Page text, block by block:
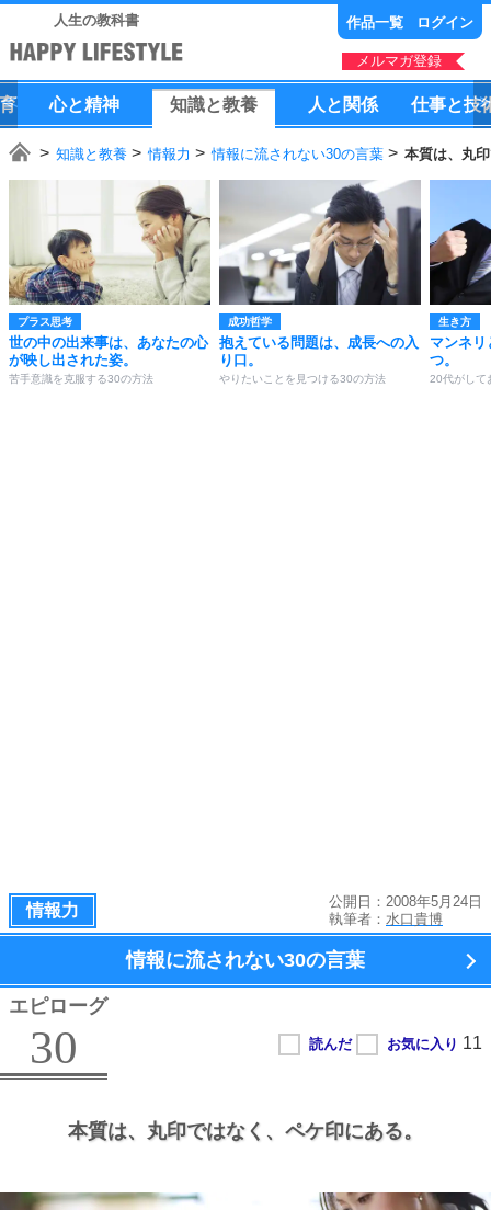
人生の教科書 作品一覧 ログイン
メルマガ登録
心と精神 知識と教養 人 と 関係 仕事と技
知識と教養 情報力 情報に流されない30の言葉 本質は、丸
プラス思考
世の中の出来事は、あなたの心
が映し出された姿。
苦手意識を克服する30の方法
成功哲学
抱えている問題は、成長への入
り口。
やりたいことを見つける30の方法
生き方
マンネリ
つ。
20代がして
情報力
公開日：2008年5月24日
執筆者： 水口貴博
情報に流されない30の言葉
エピローグ
30
本質は、 丸印ではなく、 ペケ印にある。